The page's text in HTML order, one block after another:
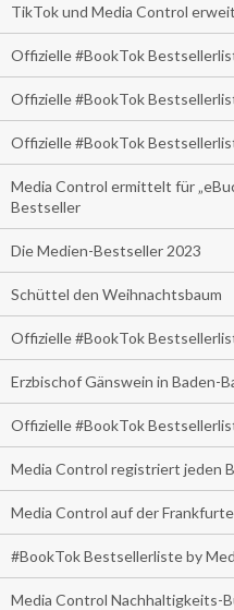
TikTok und Media Control
Offizielle #BookTok
Offizielle #BookTok
Offizielle #BookTok
Media Control ermittelt für
Bestseller
Die Medien-Bestseller 2023
Schüttel den Weihnachtsbaum
Offizielle #BookTok
Erzbischof Gänswein in Baden-
Offizielle #BookTok
Media Control registriert jeden
Media Control auf der
#BookTok Bestsellerliste by
Media Control Nachhaltigkeits-